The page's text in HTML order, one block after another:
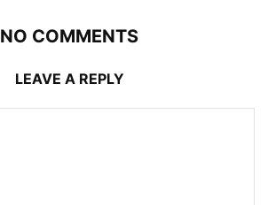
NO COMMENTS
LEAVE A REPLY